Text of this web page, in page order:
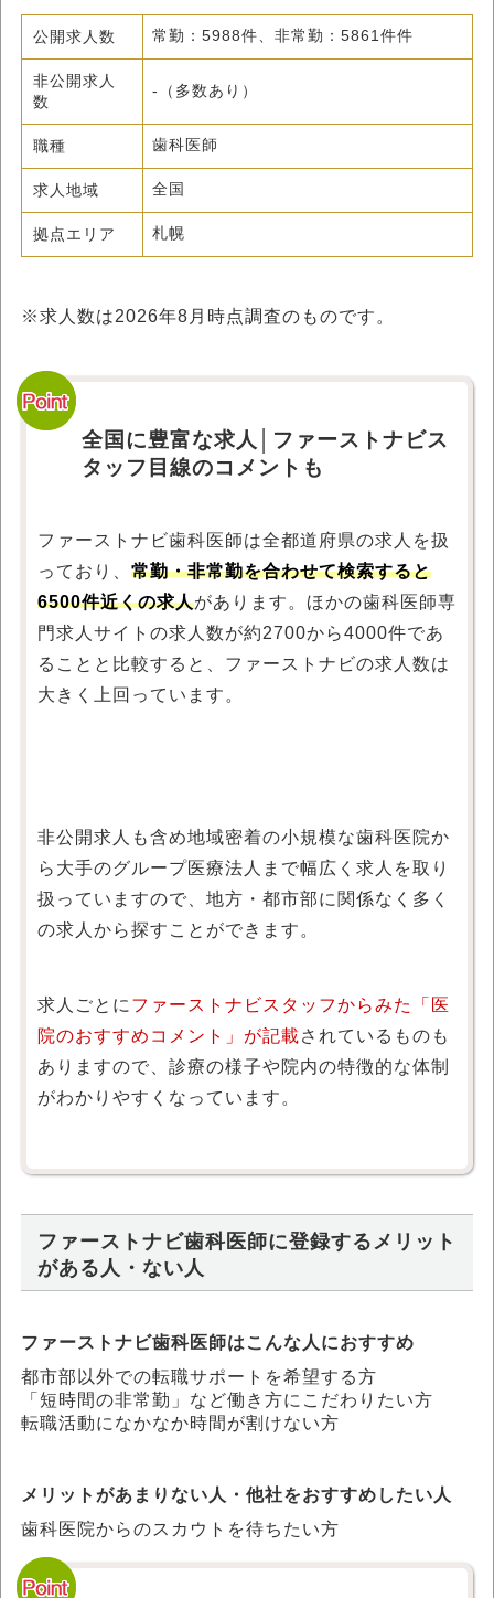
公開求人数 常勤：5988件、非常勤：5861件件
非公開求人
数
-（多数あり）
職種 歯科医師
求人地域 全国
拠点エリア 札幌
※求人数は2026年8月 時点調査のものです。
全国に豊富な求人│ファーストナビス
タッフ目線のコメントも
ファーストナビ歯科医師は全都道府県の求人を扱
っており、 常勤・非常勤を合わせて検索すると
6500件近くの求人があります。ほかの歯科医師専
門求人サイトの求人数が約2700から4000件であ
ることと比較すると、ファーストナビの求人数は
大きく上回っています。
非公開求人も含め地域密着の小規模な歯科医院か
ら大手のグループ医療法人まで幅広く求人を取り
扱っていますので、地方・都市部に関係なく多く
の求人から探すことができます。
求人ごとに ファーストナビスタッフからみた「医
院のおすすめコメント」が記載されているものも
ありますので、診療の様子や院内の特徴的な体制
がわかりやすくなっています。
ファーストナビ歯科医師に登録するメリット
がある人・ない人
ファーストナビ歯科医師はこんな人におすすめ
都市部以外での転職サポートを希望する方
「短時間の非常勤」など働き方にこだわりたい方
転職活動になかなか時間が割けない方
メリットがあまりない人・他社をおすすめしたい人
歯科医院からのスカウトを待ちたい方